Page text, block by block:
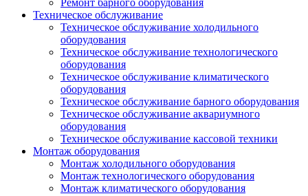
Техническое обслуживание
Техническое обслуживание холодильного
оборудования
Техническое обслуживание технологического
оборудования
Техническое обслуживание климатического
оборудования
Техническое обслуживание барного оборудования
Техническое обслуживание аквариумного
оборудования
Техническое обслуживание кассовой техники
Монтаж оборудования
Монтаж холодильного оборудования
Монтаж технологического оборудования
Монтаж климатического оборудования